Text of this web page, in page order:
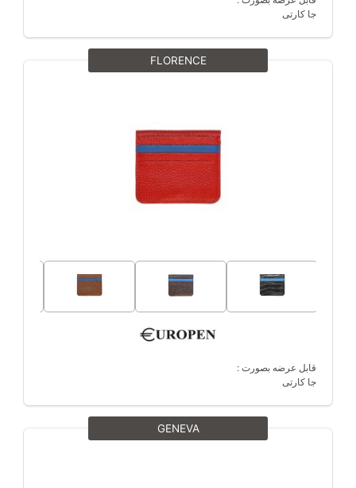
جا کارتی
FLORENCE
قابل عرضه بصورت :
جا کارتی
GENEVA